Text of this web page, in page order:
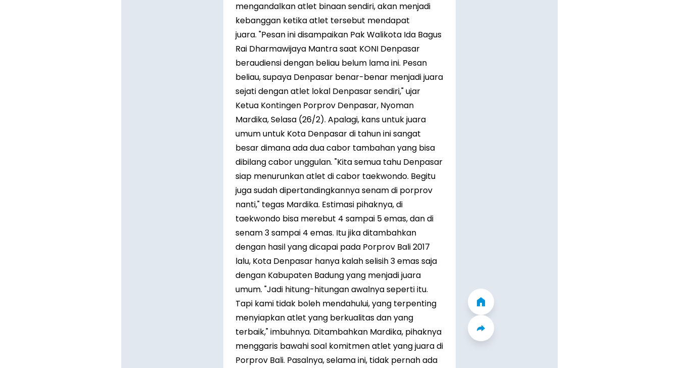
mengandalkan atlet binaan sendiri, akan menjadi
kebanggan ketika atlet tersebut mendapat
juara. "Pesan ini disampaikan Pak Walikota Ida Bagus
Rai Dharmawijaya Mantra saat KONI Denpasar
beraudiensi dengan beliau belum lama ini. Pesan
beliau, supaya Denpasar benar-benar menjadi juara
sejati dengan atlet lokal Denpasar sendiri," ujar
Ketua Kontingen Porprov Denpasar, Nyoman
Mardika, Selasa (26/2). Apalagi, kans untuk juara
umum untuk Kota Denpasar di tahun ini sangat
besar dimana ada dua cabor tambahan yang bisa
dibilang cabor unggulan. "Kita semua tahu Denpasar
siap menurunkan atlet di cabor taekwondo. Begitu
juga sudah dipertandingkannya senam di porprov
nanti," tegas Mardika. Estimasi pihaknya, di
taekwondo bisa merebut 4 sampai 5 emas, dan di
senam 3 sampai 4 emas. Itu jika ditambahkan
dengan hasil yang dicapai pada Porprov Bali 2017
lalu, Kota Denpasar hanya kalah selisih 3 emas saja
dengan Kabupaten Badung yang menjadi juara
umum. "Jadi hitung-hitungan awalnya seperti itu.
Tapi kami tidak boleh mendahului, yang terpenting
menyiapkan atlet yang berkualitas dan yang
terbaik," imbuhnya. Ditambahkan Mardika, pihaknya
menggaris bawahi soal komitmen atlet yang juara di
Porprov Bali. Pasalnya, selama ini, tidak pernah ada